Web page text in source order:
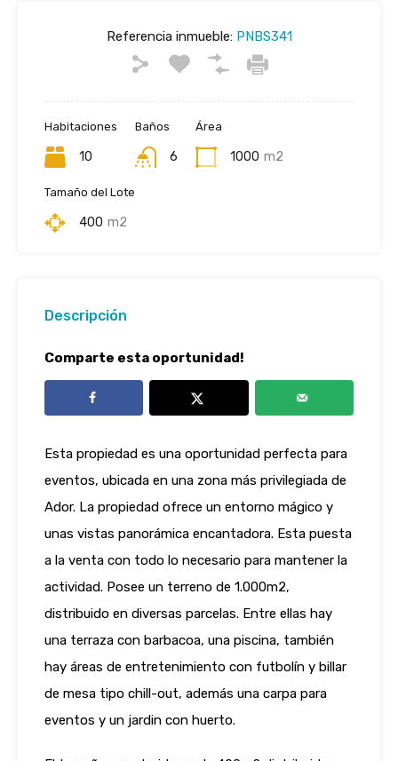
Referencia inmueble:PNBS341
Habitaciones
10
Baños
6
Área
1000 m2
Tamaño del Lote
400 m2
Descripción
Comparte esta oportunidad!
Esta propiedad es una oportunidad perfecta para
eventos, ubicada en una zona más privilegiada de
Ador. La propiedad ofrece un entorno mágico y
unas vistas panorámica encantadora. Esta puesta
a la venta con todo lo necesario para mantener la
actividad. Posee un terreno de 1.000m2,
distribuido en diversas parcelas. Entre ellas hay
una terraza con barbacoa, una piscina, también
hay áreas de entretenimiento con futbolín y billar
de mesa tipo chill-out, además una carpa para
eventos y un jardin con huerto.